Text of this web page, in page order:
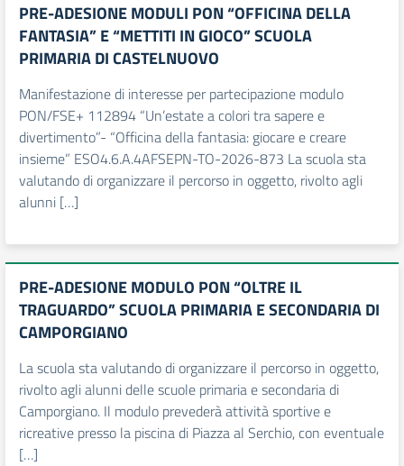
PRE-ADESIONE MODULI PON “OFFICINA DELLA
FANTASIA” E “METTITI IN GIOCO” SCUOLA
PRIMARIA DI CASTELNUOVO
Manifestazione di interesse per partecipazione modulo
PON/FSE+ 112894 “Un’estate a colori tra sapere e
divertimento”- “Officina della fantasia: giocare e creare
insieme” ESO4.6.A.4AFSEPN-TO-2026-873 La scuola sta
valutando di organizzare il percorso in oggetto, rivolto agli
alunni […]
PRE-ADESIONE MODULO PON “OLTRE IL
TRAGUARDO” SCUOLA PRIMARIA E SECONDARIA DI
CAMPORGIANO
La scuola sta valutando di organizzare il percorso in oggetto,
rivolto agli alunni delle scuole primaria e secondaria di
Camporgiano. Il modulo prevederà attività sportive e
ricreative presso la piscina di Piazza al Serchio, con eventuale
[…]